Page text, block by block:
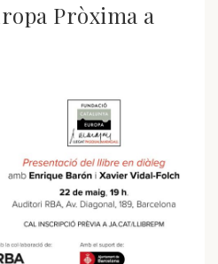
Pròxima a